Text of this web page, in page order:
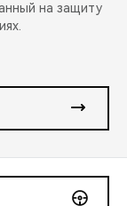
на защиту